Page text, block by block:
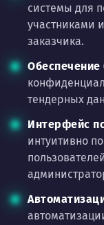
системы для
участниками
заказчика.
Обеспечение
тендерных
Интерфейс
интуитивно